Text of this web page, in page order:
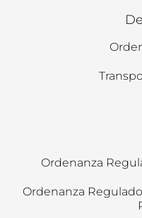
Ordenanza
Ordenanza